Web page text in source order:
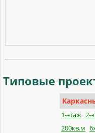
Типовые
1-этаж 2-
200кв.м